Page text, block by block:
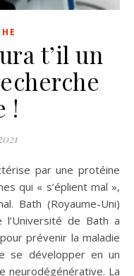
t’il un
!
qui « s’éplient mal »,
Bath (Royaume-Uni)
de Bath a
prévenir la maladie
se développer en un
neurodégénérative. La